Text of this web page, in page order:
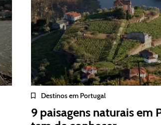
Destinos em Portugal
9 paisagens naturais em